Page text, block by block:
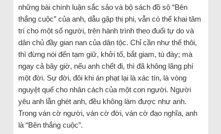
những bài chính luận sắc sảo và bộ sách đồ sộ “Bên
thắng cuộc” của anh, dẫu gặp thị phi, vẫn có thể khai tâm
trí cho một số người, trên hành trình theo đuổi tự do và
dân chủ đầy gian nan của dân tộc. Chỉ cần như thế thôi,
thì đừng nói đến tạm giữ, khởi tố, bắt giam, tù đày; mà
ngay cả bây giờ, nếu anh chết đi, thì đã không lãng phí
một đời. Sự đời, đôi khi án phạt lại là xác tín, là vòng
nguyệt quế cho nhân cách của một con người. Người
yêu anh lẫn ghét anh, đều không làm được như anh.
Trong ván cờ người, ván cờ đời, ván cờ đạo nghĩa, anh
là “Bên thắng cuộc”.